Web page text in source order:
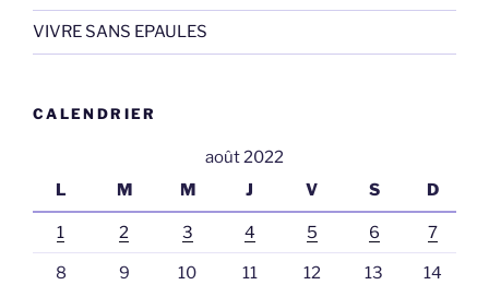
VIVRE SANS EPAULES
CALENDRIER
août 2022
L
M M J V S D
1 2 3 4 5 6 7
8 9 10 11 12 13 14